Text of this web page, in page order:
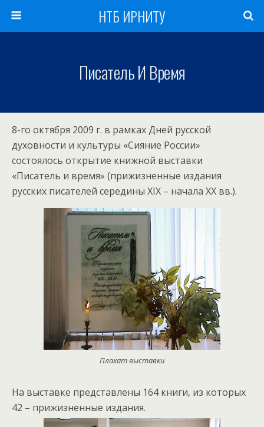
НТБ ИРНИТУ
Писатель И Время
8-го октября 2009 г. в рамках Дней русской
духовности и культуры «Сияние России»
состоялось открытие книжной выставки
«Писатель и время» (прижизненные издания
русских писателей середины XIX – начала XX вв.).
Плакат выставки
На выставке представлены 164 книги, из которых
42 – прижизненные издания.